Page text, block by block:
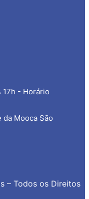
17h - Horário
da Mooca São
– Todos os Direitos